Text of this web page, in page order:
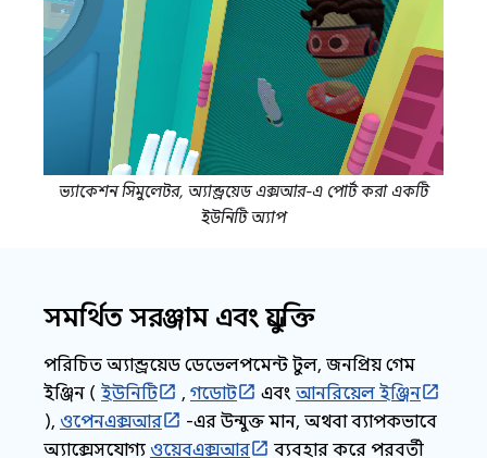
ভ্যাকেশন সিমুলেটর, অ্যান্ড্রয়েড এক্সআর-এ পোর্ট করা একটি
ইউনিটি অ্যাপ
সমর্থিত সরঞ্জাম এবং প্রযুক্তি
পরিচিত অ্যান্ড্রয়েড ডেভেলপমেন্ট টুল, জনপ্রিয় গেম
ইঞ্জিন ( ইউনিটি , গডোট এবং আনরিয়েল ইঞ্জিন
), ওপেনএক্সআর
-এর উন্মুক্ত মান, অথবা ব্যাপকভাবে
অ্যাক্সেসযোগ্য ওয়েবএক্সআর ব্যবহার করে পরবর্তী